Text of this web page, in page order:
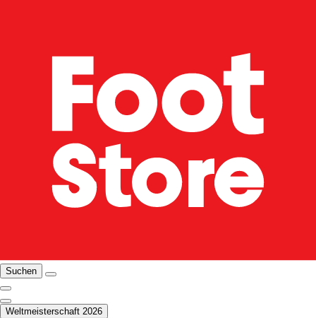
Suchen
Weltmeisterschaft 2026